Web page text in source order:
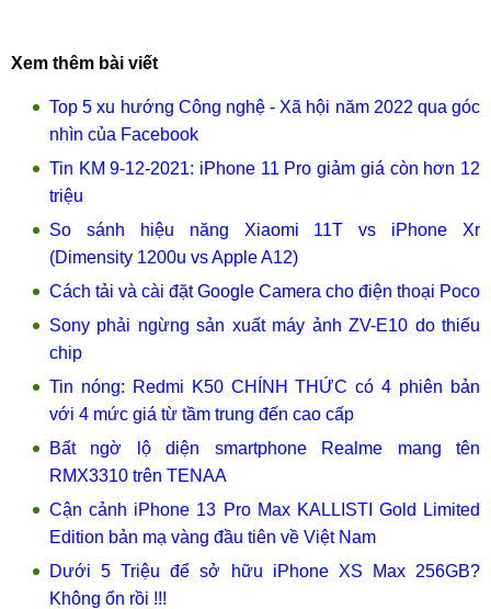
Xem thêm bài viết
Top 5 xu hướng Công nghệ - Xã hội năm 2022 qua góc
nhìn của Facebook
Tin KM 9-12-2021: iPhone 11 Pro giảm giá còn hơn 12
triệu
So sánh hiệu năng Xiaomi 11T vs iPhone Xr
(Dimensity 1200u vs Apple A12)
Cách tải và cài đặt Google Camera cho điện thoại Poco
Sony phải ngừng sản xuất máy ảnh ZV-E10 do thiếu
chip
Tin nóng: Redmi K50 CHÍNH THỨC có 4 phiên bản
với 4 mức giá từ tầm trung đến cao cấp
Bất ngờ lộ diện smartphone Realme mang tên
RMX3310 trên TENAA
Cận cảnh iPhone 13 Pro Max KALLISTI Gold Limited
Edition bản mạ vàng đầu tiên về Việt Nam
Dưới 5 Triệu để sở hữu iPhone XS Max 256GB?
Không ổn rồi !!!